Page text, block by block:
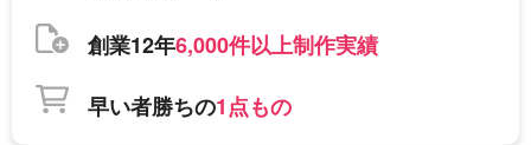
創業12年6,000件以上制作実績
早い者勝ちの1点もの